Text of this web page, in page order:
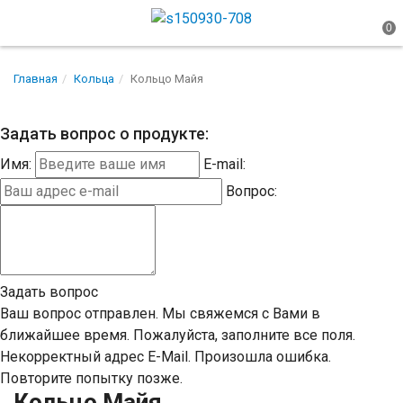
Главная Кольца Кольцо Майя
Задать вопрос о продукте:
Имя:
E-mail:
Вопрос:
Задать вопрос
Ваш вопрос отправлен. Мы свяжемся с Вами в
ближайшее время. Пожалуйста, заполните все поля.
Некорректный адрес E-Mail. Произошла ошибка.
Повторите попытку позже.